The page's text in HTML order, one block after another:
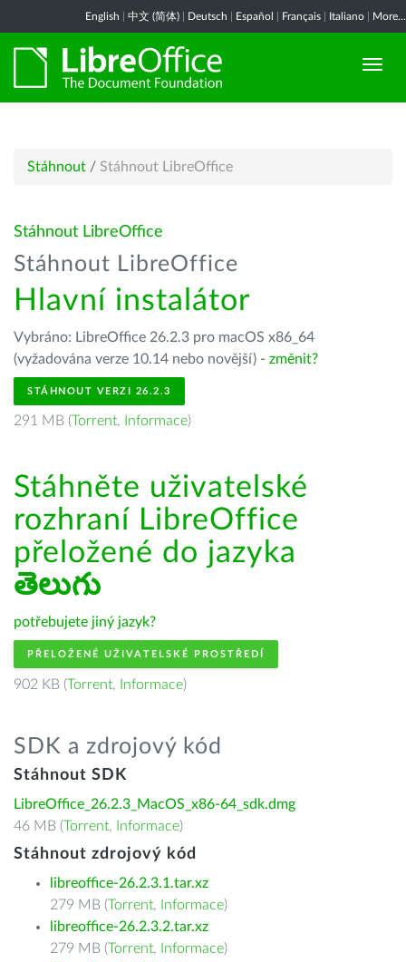
English 中文 (简体) Deutsch Español Français Italiano More...
Stáhnout / Stáhnout LibreOffice
Stáhnout LibreOffice
Stáhnout LibreOffice
Hlavní instalátor
Vybráno: LibreOffice 26.2.3 pro macOS x86_64
(vyžadována verze 10.14 nebo novější) - změnit?
STÁHNOUT VERZI 26.2.3
291 MB (Torrent, Informace)
Stáhněte uživatelské
rozhraní LibreOffice
přeložené do jazyka
తెలుగు
potřebujete jiný jazyk?
PŘELOŽENÉ UŽIVATELSKÉ PROSTŘEDÍ
902 KB (Torrent, Informace)
SDK a zdrojový kód
Stáhnout SDK
LibreOffice_26.2.3_MacOS_x86-64_sdk.dmg
46 MB (Torrent, Informace)
Stáhnout zdrojový kód
libreoffice-26.2.3.1.tar.xz
279 MB (Torrent, Informace)
libreoffice-26.2.3.2.tar.xz
279 MB (Torrent, Informace)